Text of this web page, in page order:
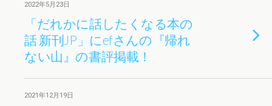
2022年5月23日
「だれかに話したくなる本の
話 新刊JP」にefさんの『帰れ
ない山』の書評掲載！
2021年12月19日